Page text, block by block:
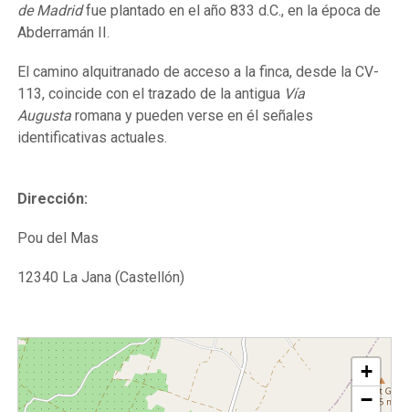
de Madridfue plantado en el año 833 d.C., en la época de
Abderramán II.
El camino alquitranado de acceso a la finca, desde la CV-
113, coincide con el trazado de la antigua Vía
Augusta romana y pueden verse en él señales
identificativas actuales.
Dirección:
Pou del Mas
12340 La Jana (Castellón)
+
−